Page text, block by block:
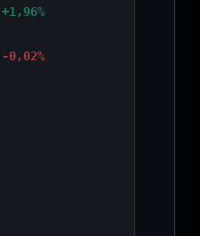
+1,96%
-0,02%